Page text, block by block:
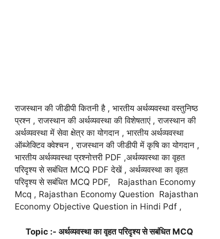
राजस्थान की जीडीपी कितनी है , भारतीय अर्थव्यवस्था वस्तुनिष्ठ
प्रश्न , राजस्थान की अर्थव्यवस्था की विशेषताएं , राजस्थान की
अर्थव्यवस्था में सेवा क्षेत्र का योगदान , भारतीय अर्थव्यवस्था
ऑब्जेक्टिव क्वेश्चन , राजस्थान की जीडीपी में कृषि का योगदान ,
भारतीय अर्थव्यवस्था प्रश्नोत्तरी PDF ,अर्थव्यवस्था का वृहत
परिदृश्य से सबंधित MCQ PDF देखें , अर्थव्यवस्था का वृहत
परिदृश्य से सबंधित MCQ PDF, Rajasthan Economy
Mcq , Rajasthan Economy Question Rajasthan
Economy Objective Question in Hindi Pdf ,
Topic :- अर्थव्यवस्था का वृहत परिदृश्य से सबंधित MCQ